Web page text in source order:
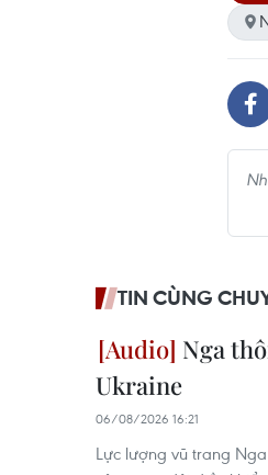
TIN CÙNG
Nga
Ukraine
06/08/2026 16:21
Lực lượng vũ trang